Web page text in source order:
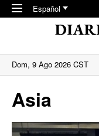
Skip to main content
Español
Dom, 9 Ago 2026 CST
Asia